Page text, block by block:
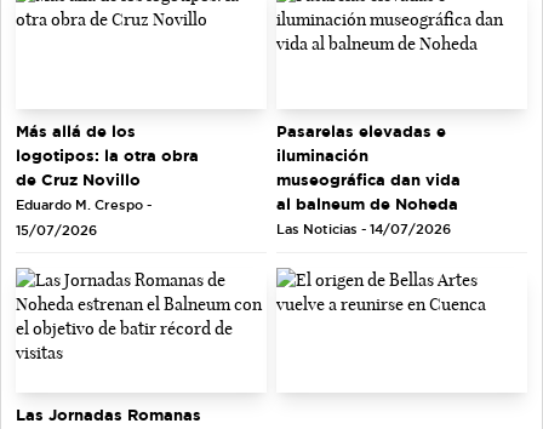
Más allá de los
logotipos: la otra obra
de Cruz Novillo
Eduardo M. Crespo -
15/07/2026
Pasarelas elevadas e
iluminación
museográfica dan vida
al balneum de Noheda
Las Noticias - 14/07/2026
Las Jornadas Romanas